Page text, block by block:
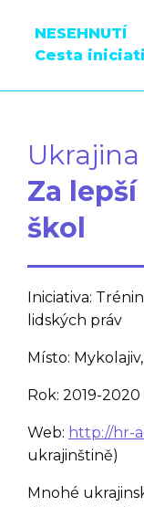
NESEHNUTÍ
Cesta
Ukrajina
Za
škol
Iniciativa:
lidských práv
Místo:
Rok: 2019-2020
Web: http://hr-
ukrajinštině)
Mnohé